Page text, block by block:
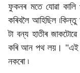
ফুকনৰ মতে যোৱা কালি
কৰিবলৈ আহিছিল
টা বন্য হাতীৰ
কৰি আন পথ লয়। "এই
নকৰো ৷